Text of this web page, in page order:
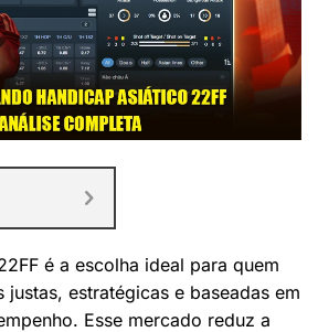
é a escolha ideal para quem
justas, estratégicas e baseadas em
Esse mercado reduz a